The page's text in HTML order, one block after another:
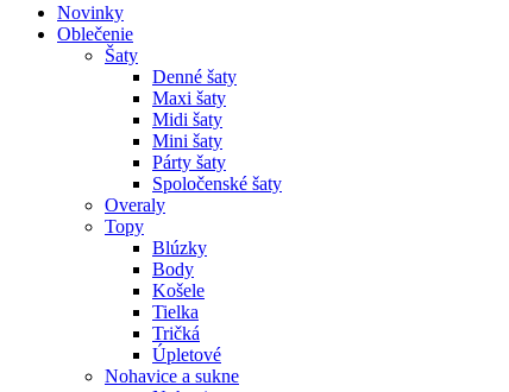
Novinky
Oblečenie
Šaty
Denné šaty
Maxi šaty
Midi šaty
Mini šaty
Párty šaty
Spoločenské šaty
Overaly
Topy
Blúzky
Body
Košele
Tielka
Tričká
Úpletové
Nohavice a sukne